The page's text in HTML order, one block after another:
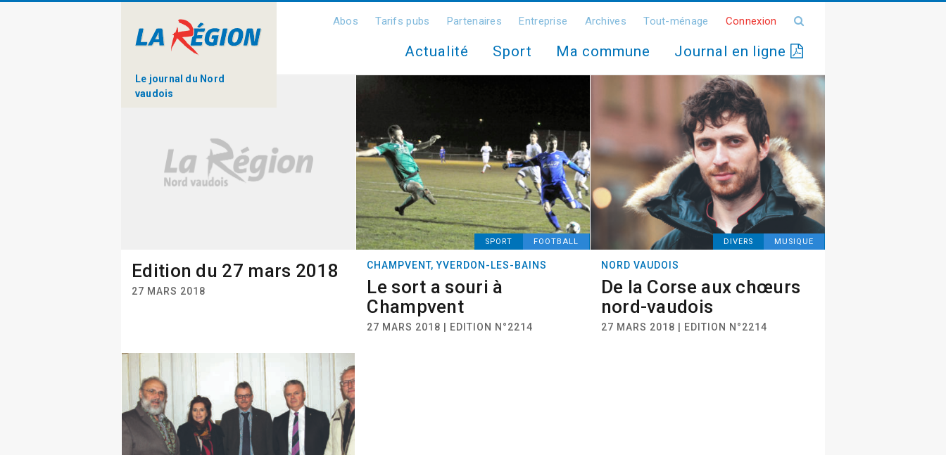
Le journal du Nord
vaudois
Abos Tarifs pubs Partenaires Entreprise Archives Tout-ménage Connexion
Actualité Sport Ma commune Journal en ligne
Edition du 27 mars 2018
27 MARS 2018
SPORT FOOTBALL
CHAMPVENT, YVERDON-LES-BAINS
Le sort a souri à
Champvent
27 MARS 2018 | EDITION N°2214
DIVERS MUSIQUE
NORD VAUDOIS
De la Corse aux chœurs
nord-vaudois
27 MARS 2018 | EDITION N°2214